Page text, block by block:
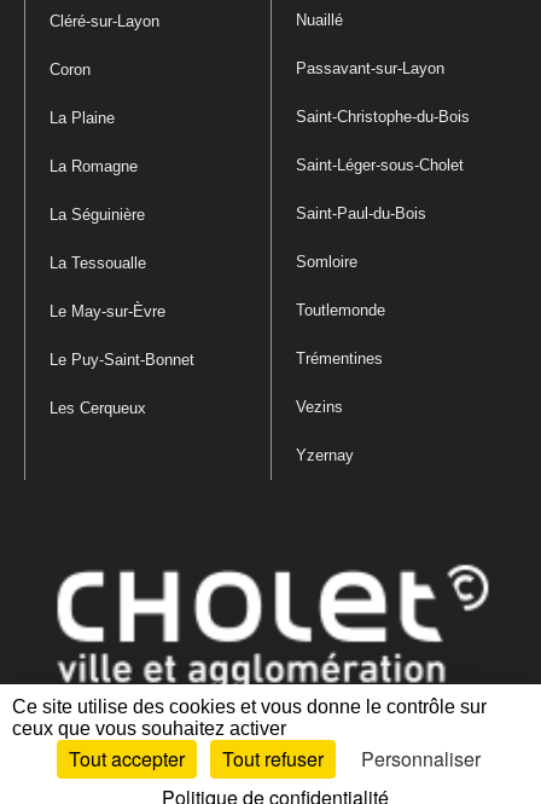
Ce site utilise des cookies et vous donne le contrôle sur
ceux que vous souhaitez activer
Tout accepter Tout refuser
Personnaliser
Politique de confidentialité
Cléré-sur-Layon
Coron
La Plaine
La Romagne
La Séguinière
La Tessoualle
Le May-sur-Èvre
Le Puy-Saint-Bonnet
Les Cerqueux
Nuaillé
Passavant-sur-Layon
Saint-Christophe-du-Bois
Saint-Léger-sous-Cholet
Saint-Paul-du-Bois
Somloire
Toutlemonde
Trémentines
Vezins
Yzernay
Mentions légales|Politique de confidentialité
des cookies |Plan du site Accessibilité : partiellement conforme